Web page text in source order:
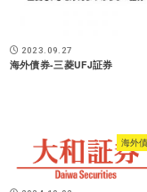
2023.09.27
海外債券-三菱UFJ証券
海外